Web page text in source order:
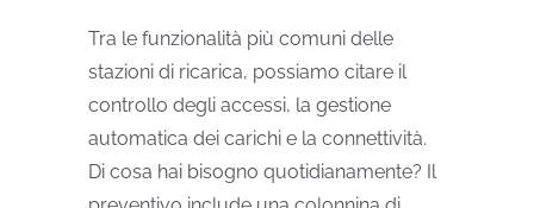
Tra le funzionalità più comuni delle
stazioni di ricarica, possiamo citare il
controllo degli accessi, la gestione
automatica dei carichi e la connettività.
Di cosa hai bisogno quotidianamente? Il